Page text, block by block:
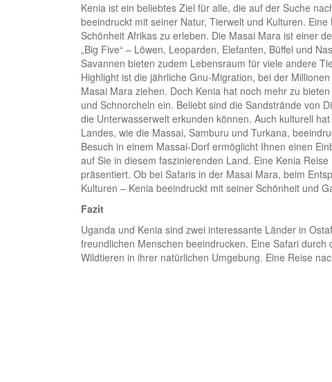
Kenia ist ein beliebtes Ziel für alle, die auf der Suche
beeindruckt mit seiner Natur, Tierwelt und Kulturen.
Schönheit Afrikas zu erleben. Die Masai Mara ist einer
„Big Five“ – Löwen, Leoparden, Elefanten, Büffel und
Savannen bieten zudem Lebensraum für viele andere
Highlight ist die jährliche Gnu-Migration, bei der
Masai Mara ziehen. Doch Kenia hat noch mehr zu
und Schnorcheln ein. Beliebt sind die Sandstrände von
die Unterwasserwelt erkunden können. Auch kulturell
Landes, wie die Massai, Samburu und Turkana,
Besuch in einem Massai-Dorf ermöglicht Ihnen einen
auf Sie in diesem faszinierenden Land. Eine Kenia
präsentiert. Ob bei Safaris in der Masai Mara, beim
Kulturen – Kenia beeindruckt mit seiner Schönheit und
Fazit
Uganda und Kenia sind zwei interessante Länder in
freundlichen Menschen beeindrucken. Eine Safari
Wildtieren in ihrer natürlichen Umgebung. Eine Reise